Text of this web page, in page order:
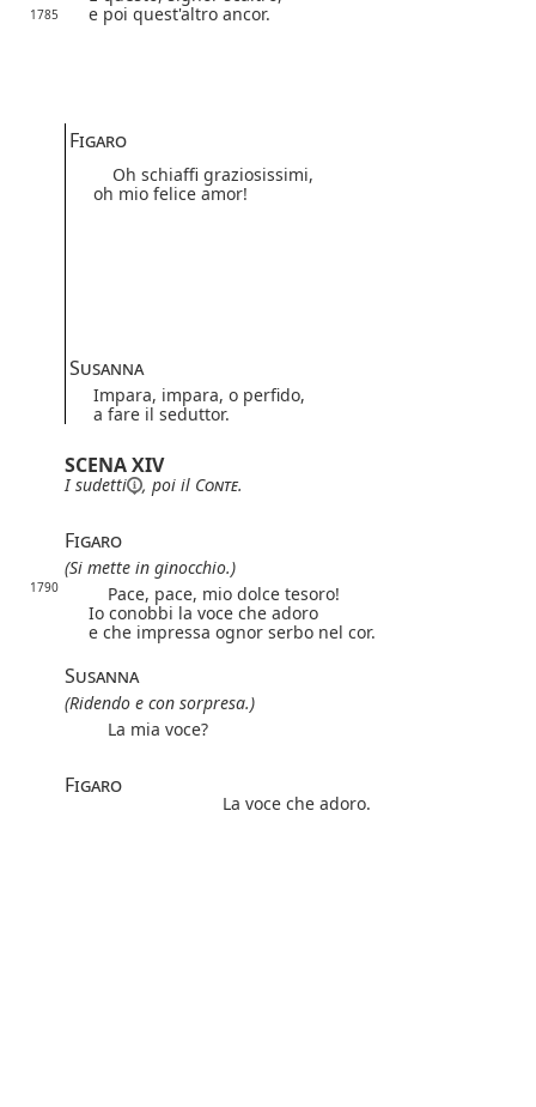
1785 e poi quest'altro ancor.
Figaro
Oh schiaffi graziosissimi,
oh mio felice amor!
Susanna
Impara, impara, o perfido,
a fare il seduttor.
SCENA XIV
Isudetti , poi il Conte.
Figaro
(Si mette in ginocchio.)
1790
Pace, pace, mio dolce tesoro!
Io conobbi la voce che adoro
e che impressa ognor serbo nel cor.
Susanna
(Ridendo e con sorpresa.)
La mia voce?
Figaro
La voce che adoro.